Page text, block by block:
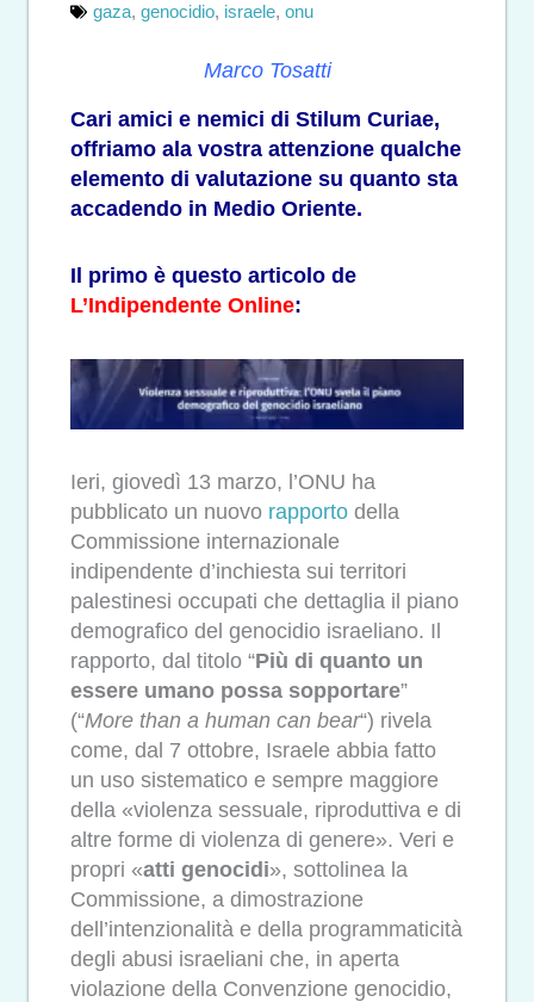
gaza, genocidio, israele, onu
Marco Tosatti
Cari amici e nemici di Stilum Curiae,
offriamo ala vostra attenzione qualche
elemento di valutazione su quanto sta
accadendo in Medio Oriente.
Il primo è questo articolo de
L’Indipendente Online:
Ieri, giovedì 13 marzo, l’ONU ha
pubblicato un nuovo rapporto della
Commissione internazionale
indipendente d’inchiesta sui territori
palestinesi occupati che dettaglia il piano
demografico del genocidio israeliano. Il
rapporto, dal titolo “Più di quanto un
essere umano possa sopportare”
(“More than a human can bear“) rivela
come, dal 7 ottobre, Israele abbia fatto
un uso sistematico e sempre maggiore
della «violenza sessuale, riproduttiva e di
altre forme di violenza di genere». Veri e
propri «atti genocidi», sottolinea la
Commissione, a dimostrazione
dell’intenzionalità e della programmaticità
degli abusi israeliani che, in aperta
violazione della Convenzione genocidio,